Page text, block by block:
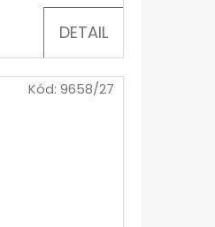
DETAIL
Kód: 9658/27